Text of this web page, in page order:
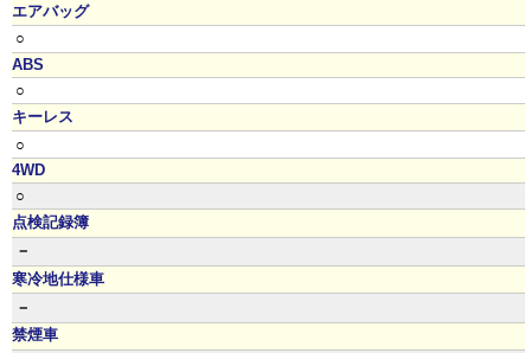
エアバッグ
○
ABS
○
キーレス
○
4WD
○
点検記録簿
－
寒冷地仕様車
－
禁煙車